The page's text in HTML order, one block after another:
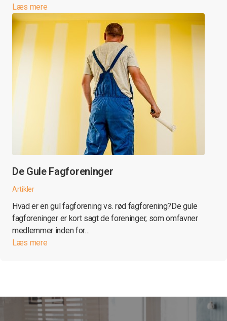
Læs mere
De Gule Fagforeninger
Artikler
Hvad er en gul fagforening vs. rød fagforening?De gule
fagforeninger er kort sagt de foreninger, som omfavner
medlemmer inden for…
Læs mere